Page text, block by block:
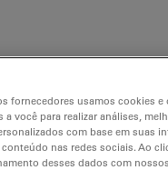
Please contact
fornecedores usamos cookies
a você para realizar análises,
com base em suas
nas redes sociais. Ao
desses dados com